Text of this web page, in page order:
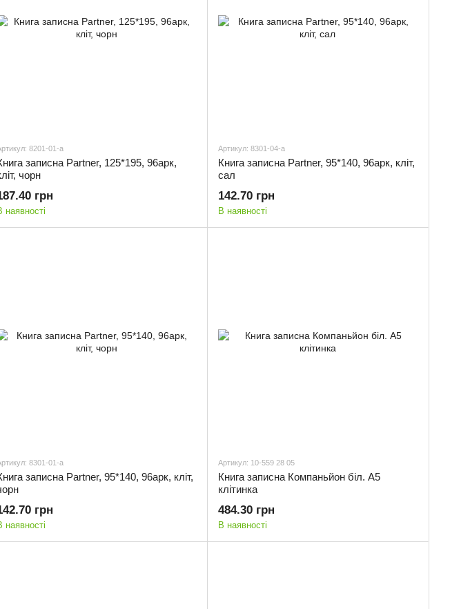
8201-01-a
записна Partner, 125*195, 96арк,
чорн
грн
наявності
Артикул: 8301-04-a
Книга записна Partner, 95*140, 96арк, кліт,
сал
142.70 грн
В наявності
8301-01-a
записна Partner, 95*140, 96арк, кліт,
грн
наявності
Артикул: 10-559 28 05
Книга записна Компаньйон біл. А5
клітинка
484.30 грн
В наявності